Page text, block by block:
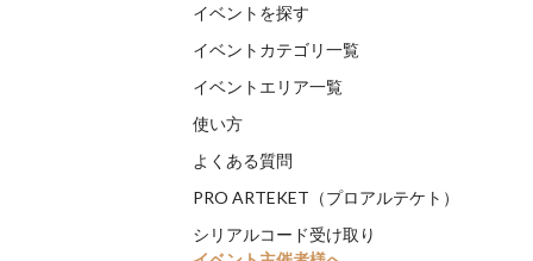
イベントを探す
イベントカテゴリ一覧
イベントエリア一覧
使い方
よくある質問
PRO ARTEKET（プロアルテケト）
シリアルコード受け取り